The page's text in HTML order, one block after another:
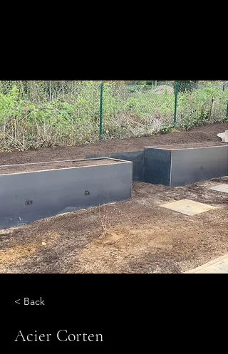
< Back
Acier Corten